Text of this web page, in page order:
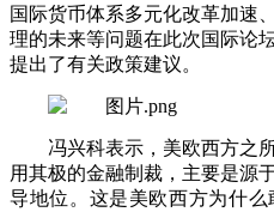
国际货币体系多元化改革加速
理的未来等问题在此次国际论
提出了有关政策建议。
冯兴科表示，美欧西方之
用其极的金融制裁，主要是源
导地位。这是美欧西方为什